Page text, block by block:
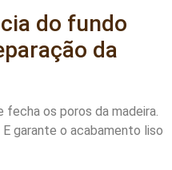
do fundo
da
fecha os poros da madeira.
E garante o acabamento liso